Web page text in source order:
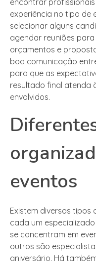
encontrar
experiência no tipo de
selecionar alguns
agendar reuniões
orçamentos e
boa comunicação
para que as
resultado final atenda
envolvidos.
eventos
Existem diversos tipos
cada um
se concentram em
outros são
aniversário. Há